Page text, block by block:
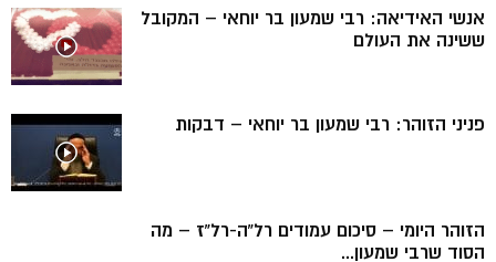
אנשי האידיאה: רבי שמעון בר יוחאי – המקובל
ששינה את העולם
פניני הזוהר: רבי שמעון בר יוחאי – דבקות
הזוהר היומי – סיכום עמודים רל”ה-רל”ז – מה
הסוד שרבי שמעון...